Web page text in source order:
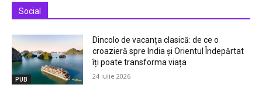
Social
PUB
Dincolo de vacanța clasică: de ce o
croazieră spre India și Orientul Îndepărtat
îți poate transforma viața
24 iulie 2026